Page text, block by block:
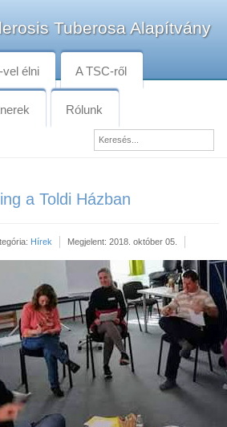
Tuberosa Alapítvány
vel élni A TSC-ről
Rólunk
a Toldi Házban
Hírek
Megjelent: 2018. október 05.